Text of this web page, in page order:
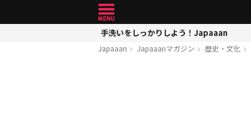
手洗いをしっかりしよう！Japaaan
Japaaan Japaaanマガジン 歴史・文化